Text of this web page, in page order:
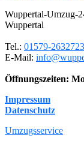
Wuppertal-Umzug-
Wuppertal
Tel.: 01579-2632723
E-Mail:
Öffnungszeiten:
Impressum
Datenschutz
Umzugsservice